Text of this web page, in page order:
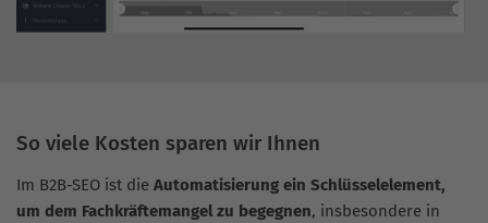
So viele Kosten sparen wir Ihnen
Im B2B-SEO ist die Automatisierung ein Schlüsselelement,
um dem Fachkräftemangel zu begegnen, insbesondere in